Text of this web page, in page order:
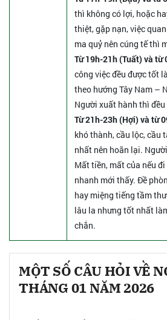
thì không có lợi, hoặc
thiệt, gặp nạn, việc
ma quỷ nên cúng tế thì
Từ 19h-21h (Tuất) và từ
công việc đều được tốt
theo hướng Tây Nam –
Người xuất hành thì đều
Từ 21h-23h (Hợi) và từ
khó thành, cầu lộc, cầu
nhất nên hoãn lại.
Mất tiền, mất của nếu
nhanh mới thấy. Đề
hay miệng tiếng tầm
lâu la nhưng tốt nhất
chắn.
MỘT SỐ CÂU HỎI VỀ
THÁNG 01 NĂM 2026